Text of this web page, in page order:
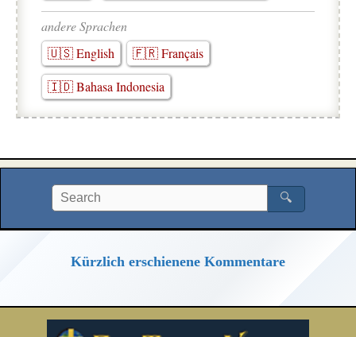
andere Sprachen
🇺🇸 English
🇫🇷 Français
🇮🇩 Bahasa Indonesia
🔍
Kürzlich erschienene Kommentare